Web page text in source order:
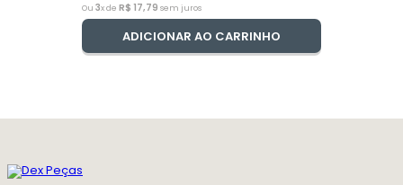
Ou 3x de R$ 17,79 sem juros
ADICIONAR AO CARRINHO